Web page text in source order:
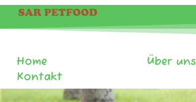
Home
Über uns
Kontakt